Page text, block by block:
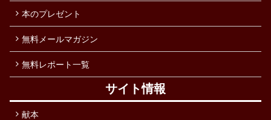
本のプレゼント
無料メールマガジン
無料レポート一覧
サイト情報
献本